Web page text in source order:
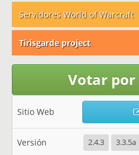
Servidores World of Warcraft
Tirisgarde project
Votar
Sitio Web
Versión 2.4.3 3.3.5a